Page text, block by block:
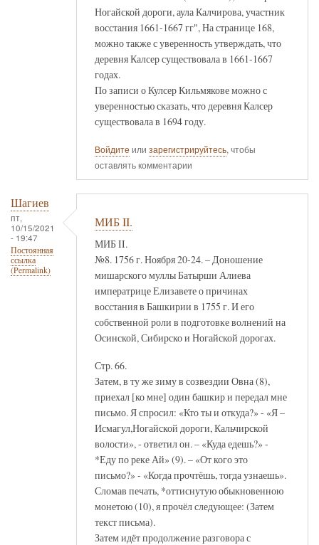
Ногайской дороги, аула Калчирова, участник
восстания 1661-1667 гг", На странице 168,
можно также с уверенность утверждать, что
деревня Калсер существовала в 1661-1667
годах.
По записи о Кулсер Кильмякове можно с
уверенностью сказать, что деревня Калсер
существовала в 1694 году.
Войдите или зарегистрируйтесь, чтобы
оставлять комментарии
Шагиев
пт,
10/15/2021
- 19:47
Постоянная
ссылка
(Permalink)
МИБ II.
МИБ II.
№8. 1756 г. Ноября 20-24. – Доношение
мишарского муллы Батырши Алиева
императрице Елизавете о причинах
восстания в Башкирии в 1755 г. И его
собственной роли в подготовке волнений на
Осинской, Сибирско и Ногайской дорогах.
Стр. 66.
Затем, в ту же зиму в созвездии Овна (8),
приехал [ко мне] один башкир и передал мне
письмо. Я спросил: «Кто ты и откуда?» - «Я –
Исмагул,Ногайской дороги, Кальчирской
волости», - ответил он. – «Куда едешь?» -
*Еду по реке Ай» (9). – «От кого это
письмо?» - «Когда прочтёшь, тогда узнаешь».
Сломав печать, *оттиснутую обыкновенною
монетою (10), я прочёл следующее: (Затем
текст письма).
Затем идёт продолжение разговора с